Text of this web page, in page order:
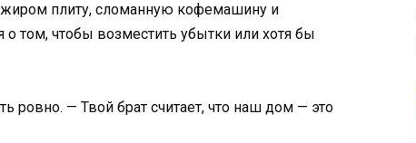
жиром плиту, сломанную кофемашину и
том, чтобы возместить убытки или хотя бы
ровно. — Твой брат считает, что наш дом — это